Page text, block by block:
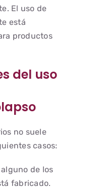
El uso de
está
productos
del uso
no suele
casos:
de los
fabricado.